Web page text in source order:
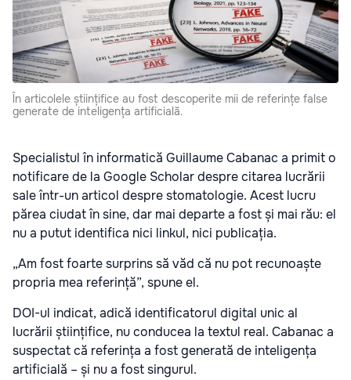
În articolele științifice au fost descoperite mii de referințe false
generate de inteligența artificială.
Specialistul în informatică Guillaume Cabanac a primit o
notificare de la Google Scholar despre citarea lucrării
sale într-un articol despre stomatologie. Acest lucru
părea ciudat în sine, dar mai departe a fost și mai rău: el
nu a putut identifica nici linkul, nici publicația.
„Am fost foarte surprins să văd că nu pot recunoaște
propria mea referință”, spune el.
DOI-ul indicat, adică identificatorul digital unic al
lucrării științifice, nu conducea la textul real. Cabanac a
suspectat că referința a fost generată de inteligența
artificială – și nu a fost singurul.